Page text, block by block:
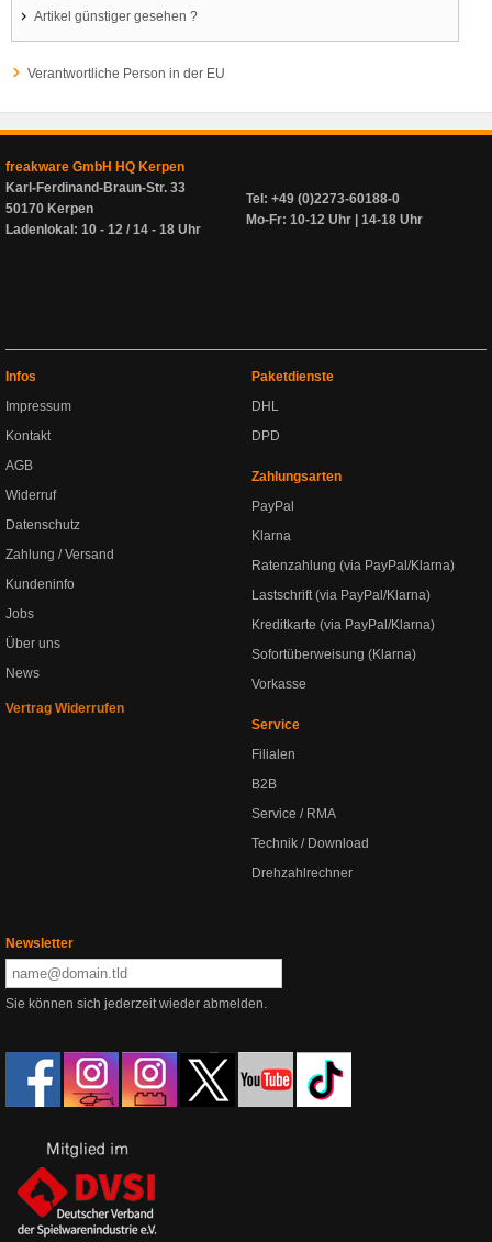
Artikel günstiger gesehen ?
Verantwortliche Person in der EU
freakware GmbH HQ Kerpen
Karl-Ferdinand-Braun-Str. 33
50170 Kerpen
Ladenlokal: 10 - 12 / 14 - 18 Uhr
Tel: +49 (0)2273-60188-0
Mo-Fr: 10-12 Uhr | 14-18 Uhr
Infos
Impressum
Kontakt
AGB
Widerruf
Datenschutz
Zahlung / Versand
Kundeninfo
Jobs
Über uns
News
Vertrag Widerrufen
Paketdienste
DHL
DPD
Zahlungsarten
PayPal
Klarna
Ratenzahlung (via PayPal/Klarna)
Lastschrift (via PayPal/Klarna)
Kreditkarte (via PayPal/Klarna)
Sofortüberweisung (Klarna)
Vorkasse
Service
Filialen
B2B
Service / RMA
Technik / Download
Drehzahlrechner
Newsletter
Sie können sich jederzeit wieder abmelden.